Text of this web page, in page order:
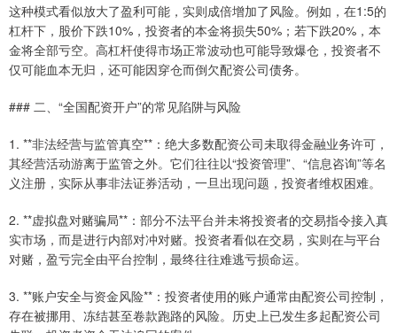
这种模式看似放大了盈利可能，实则成倍增加了风险。例如，在1:5的
杠杆下，股价下跌10%，投资者的本金将损失50%；若下跌20%，本
金将全部亏空。高杠杆使得市场正常波动也可能导致爆仓，投资者不
仅可能血本无归，还可能因穿仓而倒欠配资公司债务。
### 二、“全国配资开户”的常见陷阱与风险
1. **非法经营与监管真空**：绝大多数配资公司未取得金融业务许可，
其经营活动游离于监管之外。它们往往以“投资管理”、“信息咨询”等名
义注册，实际从事非法证券活动，一旦出现问题，投资者维权困难。
2. **虚拟盘对赌骗局**：部分不法平台并未将投资者的交易指令接入真
实市场，而是进行内部对冲对赌。投资者看似在交易，实则在与平台
对赌，盈亏完全由平台控制，最终往往难逃亏损命运。
3. **账户安全与资金风险**：投资者使用的账户通常由配资公司控制，
存在被挪用、冻结甚至卷款跑路的风险。历史上已发生多起配资公司